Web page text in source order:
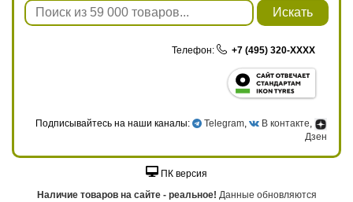
Искать
Телефон: +7 (495) 320-XXXX
Подписывайтесь на наши каналы: Telegram, В контакте,
Дзен
ПК версия
Наличие товаров на сайте - реальное! Данные обновляются